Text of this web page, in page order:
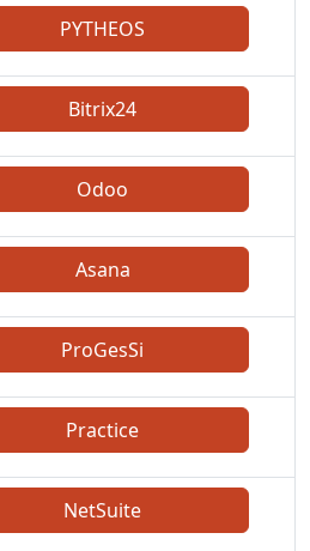
PYTHEOS
Bitrix24
Odoo
Asana
ProGesSi
Practice
NetSuite